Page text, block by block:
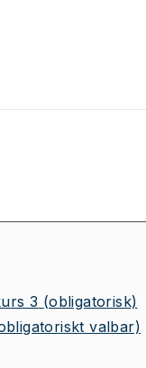
3 (obligatorisk)
valbar)